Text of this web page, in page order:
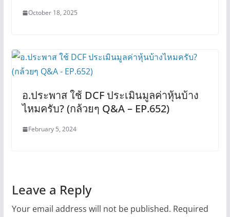
October 18, 2025
อ.ประพาส ใช้ DCF ประเมินมูลค่าหุ้นบ้าง
ไหมครับ? (กล้วยๆ Q&A – EP.652)
February 5, 2024
Leave a Reply
Your email address will not be published. Required